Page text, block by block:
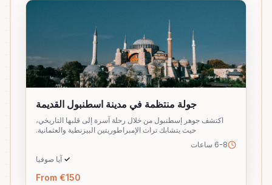
جولة منتظمة في مدينة اسطنبول القديمة
اكتشف جوهر إسطنبول من خلال رحلة آسرة إلى قلبها التاريخي،
حيث يتشابك تراث الإمبراطوريتين البيزنطية والعثمانية.
6-8 ساعات
✓ آيا صوفيا
From €150